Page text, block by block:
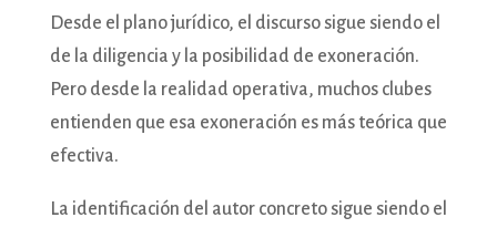
Desde el plano jurídico, el discurso sigue siendo el
de la diligencia y la posibilidad de exoneración.
Pero desde la realidad operativa, muchos clubes
entienden que esa exoneración es más teórica que
efectiva.
La identificación del autor concreto sigue siendo el